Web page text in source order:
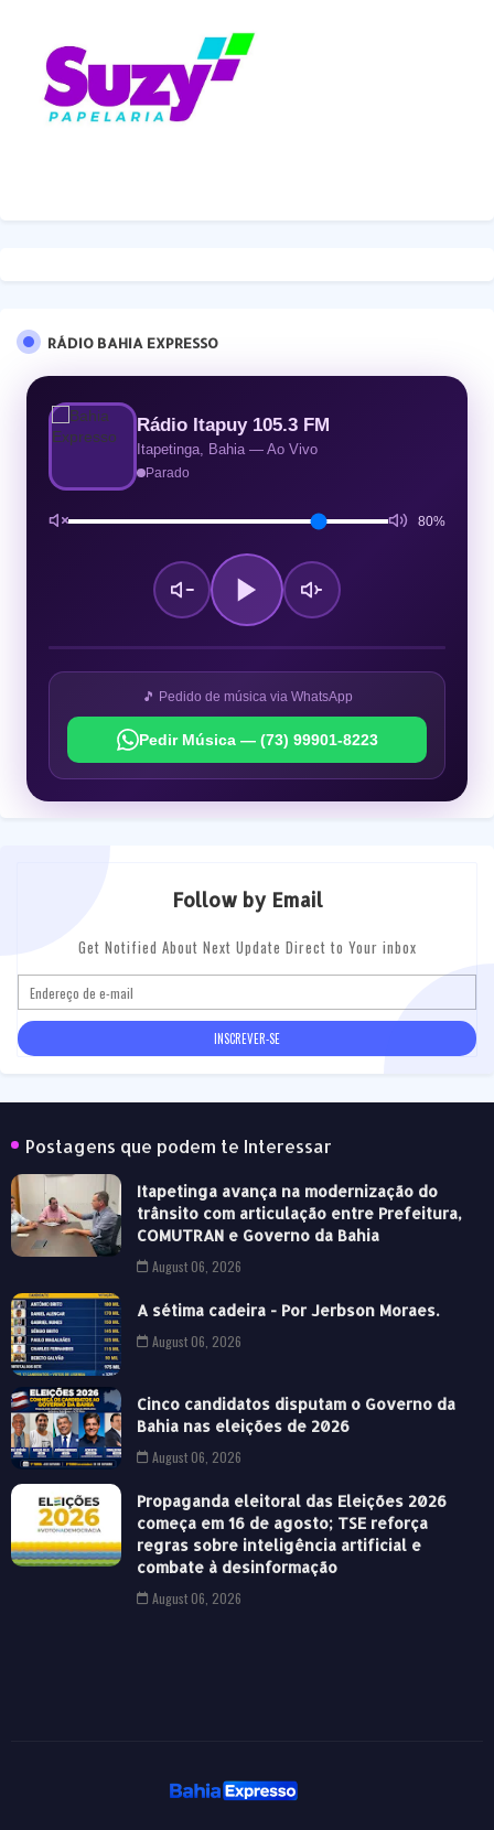
RÁDIO BAHIA EXPRESSO
Rádio Itapuy 105.3 FM
Itapetinga, Bahia — Ao Vivo
Parado
80%
🎵 Pedido de música via WhatsApp
Pedir Música — (73) 99901-8223
Follow by Email
Get Notified About Next Update Direct to Your inbox
Postagens que podem te Interessar
Itapetinga avança na modernização do
trânsito com articulação entre Prefeitura,
COMUTRAN e Governo da Bahia
August 06, 2026
A sétima cadeira - Por Jerbson Moraes.
August 06, 2026
Cinco candidatos disputam o Governo da
Bahia nas eleições de 2026
August 06, 2026
Propaganda eleitoral das Eleições 2026
começa em 16 de agosto; TSE reforça
regras sobre inteligência artificial e
combate à desinformação
August 06, 2026